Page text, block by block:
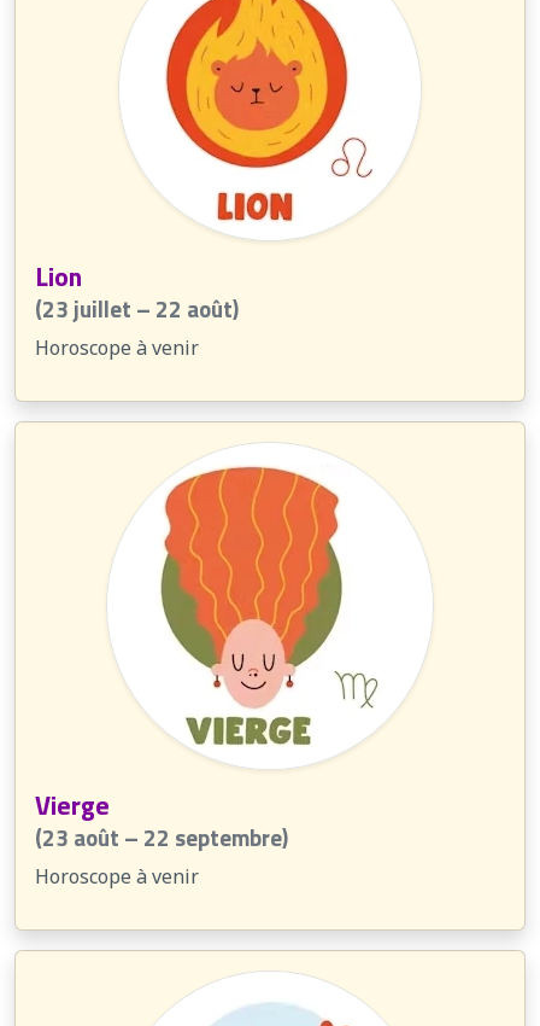
Lion
(23 juillet – 22 août)
Horoscope à venir
Vierge
(23 août – 22 septembre)
Horoscope à venir